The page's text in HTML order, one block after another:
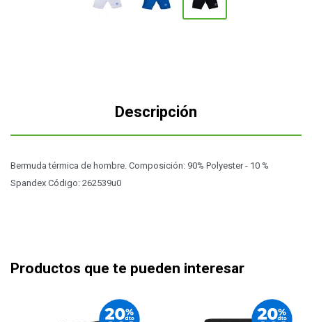
Descripción
Bermuda térmica de hombre. Composición: 90% Polyester - 10 %
Spandex Código: 262539u0
Productos que te pueden interesar